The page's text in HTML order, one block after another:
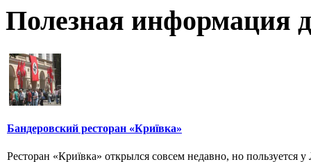
Полезная информация
Бандеровский ресторан «Криївка»
Ресторан «Криївка» открылся совсем недавно, но